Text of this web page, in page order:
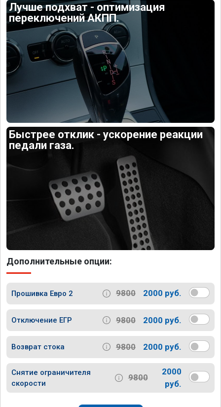
Лучше подхват - оптимизация
переключений АКПП.
Быстрее отклик - ускорение реакции
педали газа.
Дополнительные опции:
Прошивка Евро 2 9800 2000 руб.
Отключение ЕГР 9800 2000 руб.
Возврат стока 9800 2000 руб.
Снятие ограничителя
скорости
9800
2000
руб.